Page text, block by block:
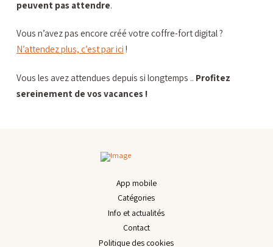
peuvent pas attendre.
Vous n’avez pas encore créé votre coffre-fort digital ?
N’attendez plus, c’est par ici !
Vous les avez attendues depuis si longtemps .. Profitez
sereinement de vos vacances !
App mobile
Catégories
Info et actualités
Contact
Politique des cookies